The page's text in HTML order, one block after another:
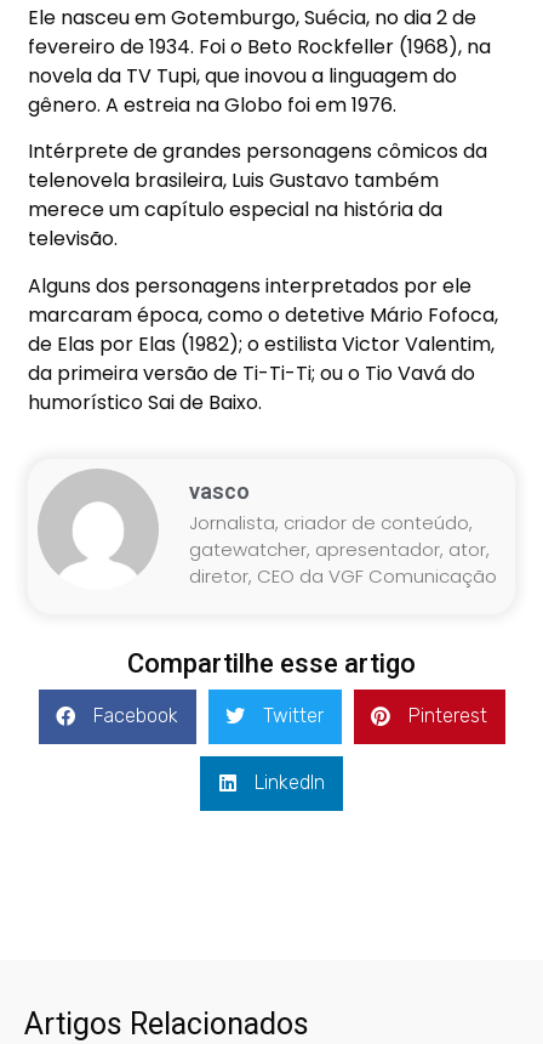
Ele nasceu em Gotemburgo, Suécia, no dia 2 de
fevereiro de 1934. Foi o Beto Rockfeller (1968), na
novela da TV Tupi, que inovou a linguagem do
gênero. A estreia na Globo foi em 1976.
Intérprete de grandes personagens cômicos da
telenovela brasileira, Luis Gustavo também
merece um capítulo especial na história da
televisão.
Alguns dos personagens interpretados por ele
marcaram época, como o detetive Mário Fofoca,
de Elas por Elas (1982); o estilista Victor Valentim,
da primeira versão de Ti-Ti-Ti; ou o Tio Vavá do
humorístico Sai de Baixo.
vasco
Jornalista, criador de conteúdo,
gatewatcher, apresentador, ator,
diretor, CEO da VGF Comunicação
Compartilhe esse artigo
Facebook Twitter Pinterest
LinkedIn
Artigos Relacionados